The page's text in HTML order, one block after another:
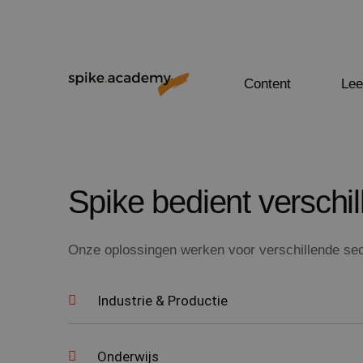
Content
Spike bedient
Onze oplossingen werken voor verschillende
Industrie & Productie
Onderwijs